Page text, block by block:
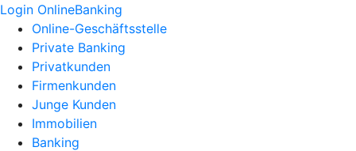
Login OnlineBanking
Online-Geschäftsstelle
Private Banking
Privatkunden
Firmenkunden
Junge Kunden
Immobilien
Banking